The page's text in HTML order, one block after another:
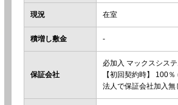
現況 在室
積増し敷金 -
保証会社
必加入 マックスシス
【初回契約時】 100
法人で保証会社加入無